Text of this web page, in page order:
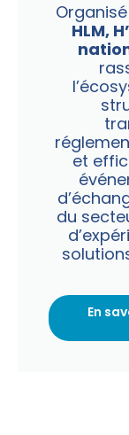
HLM,
et
du
En